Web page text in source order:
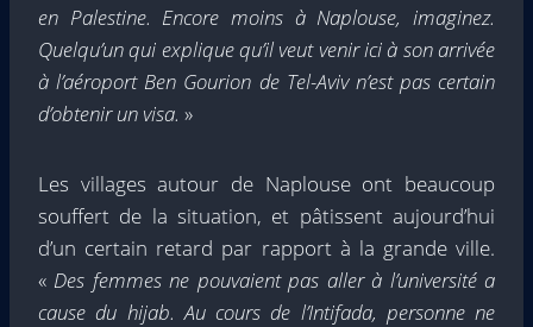
en Palestine. Encore moins à Naplouse, imaginez.
Quelqu’un qui explique qu’il veut venir ici à son arrivée
à l’aéroport Ben Gourion de Tel-Aviv n’est pas certain
d’obtenir un visa. »
Les villages autour de Naplouse ont beaucoup
souffert de la situation, et pâtissent aujourd’hui
d’un certain retard par rapport à la grande ville.
« Des femmes ne pouvaient pas aller à l’université a
cause du hijab. Au cours de l’Intifada, personne ne